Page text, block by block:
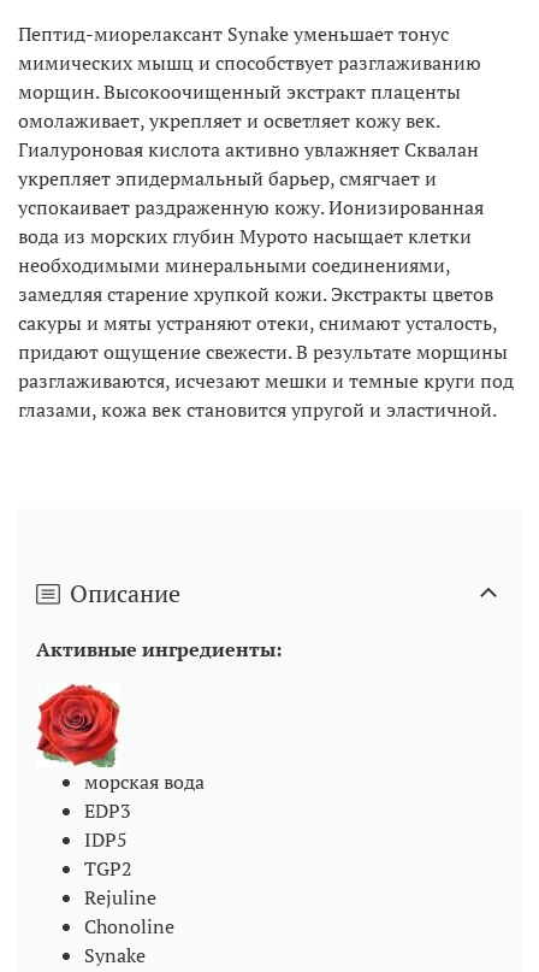
Пептид-миорелаксант Synake уменьшает тонус
мимических мышц и способствует разглаживанию
морщин. Высокоочищенный экстракт плаценты
омолаживает, укрепляет и осветляет кожу век.
Гиалуроновая кислота активно увлажняет Сквалан
укрепляет эпидермальный барьер, смягчает и
успокаивает раздраженную кожу. Ионизированная
вода из морских глубин Мурото насыщает клетки
необходимыми минеральными соединениями,
замедляя старение хрупкой кожи. Экстракты цветов
сакуры и мяты устраняют отеки, снимают усталость,
придают ощущение свежести. В результате морщины
разглаживаются, исчезают мешки и темные круги под
глазами, кожа век становится упругой и эластичной.
Описание
Активные ингредиенты:
морская вода
EDP3
IDP5
TGP2
Rejuline
Chonoline
Synake